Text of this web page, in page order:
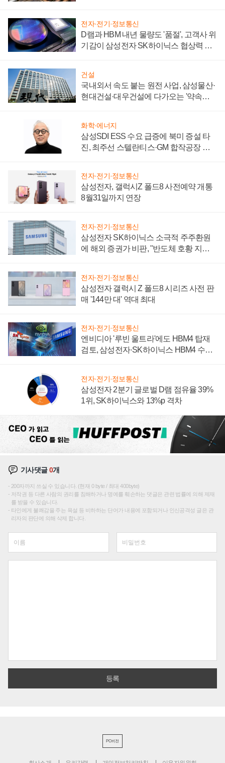
전자·전기·정보통신
D램과 HBM 내년 물량도 '품절', 고객사 위
기감이 삼성전자 SK하이닉스 협상력 더
건설
국내외서 속도 붙는 원전 사업, 삼성물산·
현대건설·대우건설에 다가오는 '약속의
화학·에너지
삼성SDI ESS 수요 급증에 북미 증설 타
진, 최주선 스텔란티스·GM 합작공장 건
전자·전기·정보통신
삼성전자, 갤럭시Z 폴드8 사전예약 개통
8월31일까지 연장
전자·전기·정보통신
삼성전자 SK하이닉스 소극적 주주환원
에 해외 증권가 비판, "반도체 호황 지속
전자·전기·정보통신
삼성전자 갤럭시 Z 폴드8 시리즈 사전 판
매 '144만 대' 역대 최대
전자·전기·정보통신
엔비디아 '루빈 울트라'에도 HBM4 탑재
검토, 삼성전자·SK하이닉스 HBM4 수율
전자·전기·정보통신
삼성전자 2분기 글로벌 D램 점유율 39%
1위, SK하이닉스와 13%p 격차
기사댓글0개
200자까지 쓰실 수 있습니다. (현재 0 byte / 최대 400byte)
저작권 등 다른 사람의 권리를 침해하거나 명예를 훼손하는 댓글은 관련 법률에 의해 제재
를 받을 수 있습니다.
타인에게 불쾌감을 주는 욕설 등 비하하는 단어가 내용에 포함되거나 인신공격성 글은 관
리자의 판단에 의해 삭제 합니다.
PC버전